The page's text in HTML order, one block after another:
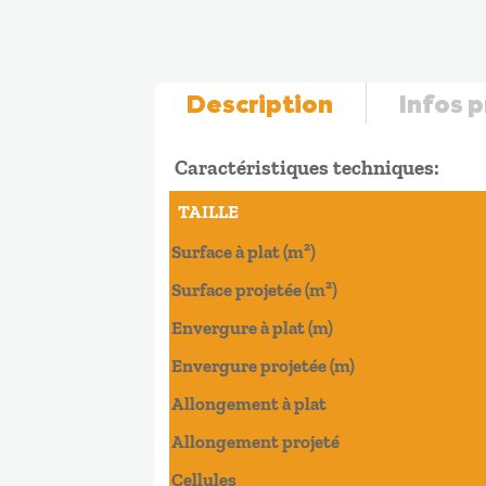
Description Infos
Caractéristiques techniques:
TAILLE
Surface à plat (m²)
Surface projetée (m²)
Envergure à plat (m)
Envergure projetée (m)
Allongement à plat
Allongement projeté
Cellules